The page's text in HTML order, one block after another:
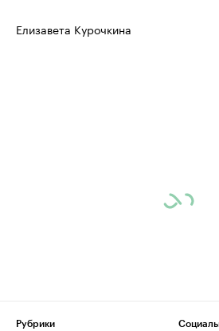
Елизавета Курочкина
Рубрики